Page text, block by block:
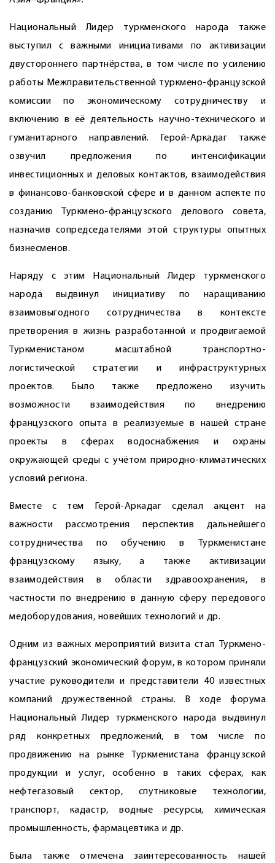
Национальный Лидер туркменского народа также
выступил с важными инициативами по активизации
двустороннего партнёрства, в том числе по усилению
работы Межправительственной туркмено-французской
комиссии по экономическому сотрудничеству и
включению в её деятельность научно-технического и
гуманитарного направлений. Герой-Аркадаг также
озвучил предложения по интенсификации
инвестиционных и деловых контактов, взаимодействия
в финансово-банковской сфере и в данном аспекте по
созданию Туркмено-французского делового совета,
назначив сопредседателями этой структуры опытных
бизнесменов.
Наряду с этим Национальный Лидер туркменского
народа выдвинул инициативу по наращиванию
взаимовыгодного сотрудничества в контексте
претворения в жизнь разработанной и продвигаемой
Туркменистаном масштабной транспортно-
логистической стратегии и инфраструктурных
проектов. Было также предложено изучить
возможности взаимодействия по внедрению
французского опыта в реализуемые в нашей стране
проекты в сферах водоснабжения и охраны
окружающей среды с учётом природно-климатических
условий региона.
Вместе с тем Герой-Аркадаг сделал акцент на
важности рассмотрения перспектив дальнейшего
сотрудничества по обучению в Туркменистане
французскому языку, а также активизации
взаимодействия в области здравоохранения, в
частности по внедрению в данную сферу передового
медоборудования, новейших технологий и др.
Одним из важных мероприятий визита стал Туркмено-
французский экономический форум, в котором приняли
участие руководители и представители 40 известных
компаний дружественной страны. В ходе форума
Национальный Лидер туркменского народа выдвинул
ряд конкретных предложений, в том числе по
продвижению на рынке Туркменистана французской
продукции и услуг, особенно в таких сферах, как
нефтегазовый сектор, спутниковые технологии,
транспорт, кадастр, водные ресурсы, химическая
промышленность, фармацевтика и др.
Была также отмечена заинтересованность нашей